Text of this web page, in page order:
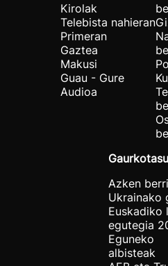
Kirolak
Telebista nahieran
Primeran
Gaztea
Makusi
Guau - Gure
Audioa
Azken
Ukrainako
Euskadiko
egutegia
Eguneko
albisteak